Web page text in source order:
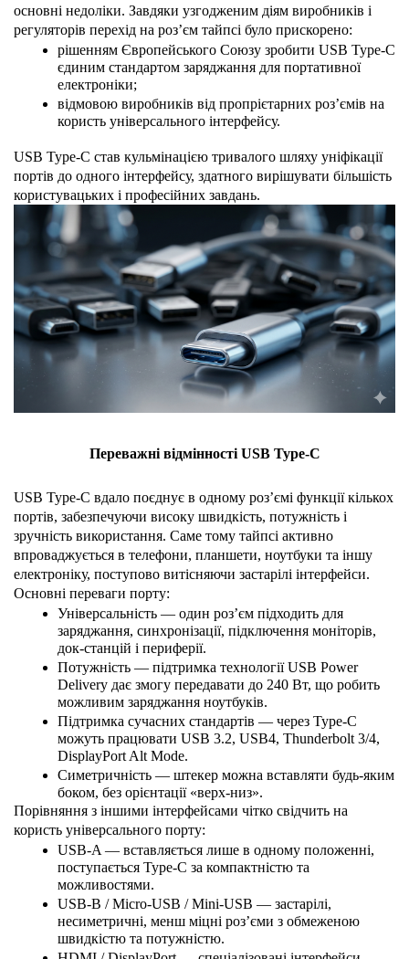
основні недоліки. Завдяки узгодженим діям виробників і
регуляторів перехід на роз’єм тайпсі було прискорено:
рішенням Європейського Союзу зробити USB Type-C
єдиним стандартом заряджання для портативної
електроніки;
відмовою виробників від пропрієтарних роз’ємів на
користь універсального інтерфейсу.
USB Type-C став кульмінацією тривалого шляху уніфікації
портів до одного інтерфейсу, здатного вирішувати більшість
користувацьких і професійних завдань.
Переважні відмінності USB Type-C
USB Type-C вдало поєднує в одному роз’ємі функції кількох
портів, забезпечуючи високу швидкість, потужність і
зручність використання. Саме тому тайпсі активно
впроваджується в телефони, планшети, ноутбуки та іншу
електроніку, поступово витісняючи застарілі інтерфейси.
Основні переваги порту:
Універсальність — один роз’єм підходить для
заряджання, синхронізації, підключення моніторів,
док-станцій і периферії.
Потужність — підтримка технології USB Power
Delivery дає змогу передавати до 240 Вт, що робить
можливим заряджання ноутбуків.
Підтримка сучасних стандартів — через Type-C
можуть працювати USB 3.2, USB4, Thunderbolt 3/4,
DisplayPort Alt Mode.
Симетричність — штекер можна вставляти будь-яким
боком, без орієнтації «верх-низ».
Порівняння з іншими інтерфейсами чітко свідчить на
користь універсального порту:
USB-A — вставляється лише в одному положенні,
поступається Type-C за компактністю та
можливостями.
USB-B / Micro-USB / Mini-USB — застарілі,
несиметричні, менш міцні роз’єми з обмеженою
швидкістю та потужністю.